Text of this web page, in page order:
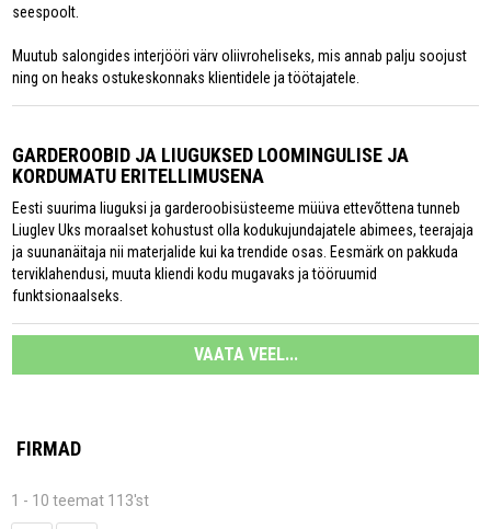
seespoolt.
Muutub salongides interjööri värv oliivroheliseks, mis annab palju soojust
ning on heaks ostukeskonnaks klientidele ja töötajatele.
GARDEROOBID JA LIUGUKSED LOOMINGULISE JA
KORDUMATU ERITELLIMUSENA
Eesti suurima liuguksi ja garderoobisüsteeme müüva ettevõttena tunneb
Liuglev Uks moraalset kohustust olla kodukujundajatele abimees, teerajaja
ja suunanäitaja nii materjalide kui ka trendide osas. Eesmärk on pakkuda
terviklahendusi, muuta kliendi kodu mugavaks ja tööruumid
funktsionaalseks.
VAATA VEEL...
FIRMAD
1 - 10 teemat 113'st